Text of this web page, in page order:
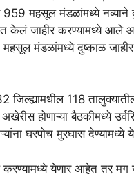
959 महसूल मंडळांमध्ये नव्याने
केलं जाहीर करण्यामध्ये आले
मंडळांमध्ये दुष्काळ
जिल्ह्यामधील 118
होणाऱ्या बैठकीमध्ये
घरपोच मुरघास देण्यामध्ये
करण्यामध्ये येणार आहेत तर